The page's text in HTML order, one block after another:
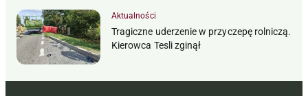
Aktualności
Tragiczne uderzenie w przyczepę rolniczą.
Kierowca Tesli zginął